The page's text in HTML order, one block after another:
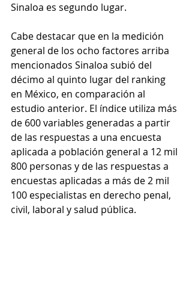
Sinaloa es segundo lugar.
Cabe destacar que en la medición
general de los ocho factores arriba
mencionados Sinaloa subió del
décimo al quinto lugar del ranking
en México, en comparación al
estudio anterior. El índice utiliza más
de 600 variables generadas a partir
de las respuestas a una encuesta
aplicada a población general a 12 mil
800 personas y de las respuestas a
encuestas aplicadas a más de 2 mil
100 especialistas en derecho penal,
civil, laboral y salud pública.